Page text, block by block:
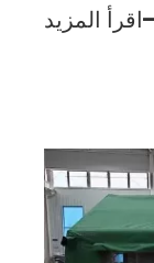
الخيام بشكل
اقرأ المزيد